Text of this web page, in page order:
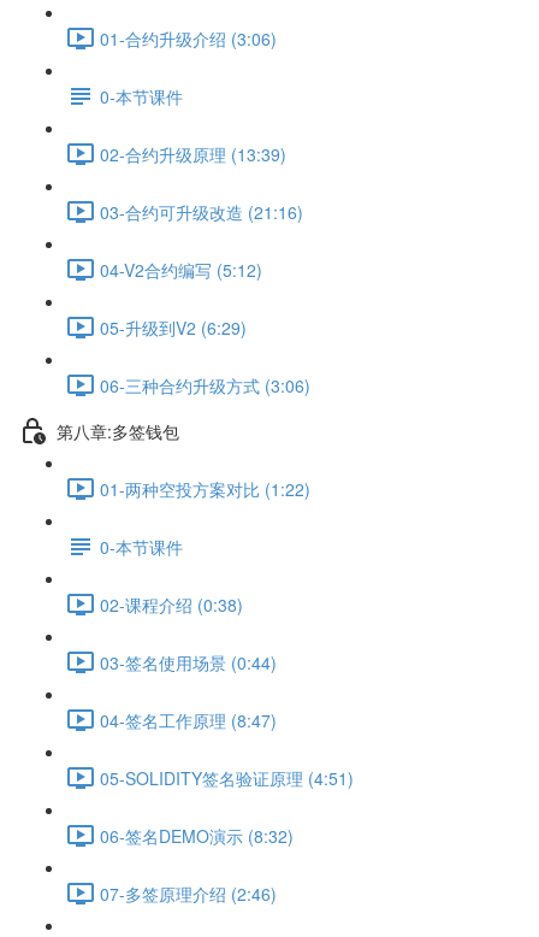
01-合约升级介绍 (3:06)
0-本节课件
02-合约升级原理 (13:39)
03-合约可升级改造 (21:16)
04-V2合约编写 (5:12)
05-升级到V2 (6:29)
06-三种合约升级方式 (3:06)
第八章:多签钱包
01-两种空投方案对比 (1:22)
0-本节课件
02-课程介绍 (0:38)
03-签名使用场景 (0:44)
04-签名工作原理 (8:47)
05-SOLIDITY签名验证原理 (4:51)
06-签名DEMO演示 (8:32)
07-多签原理介绍 (2:46)